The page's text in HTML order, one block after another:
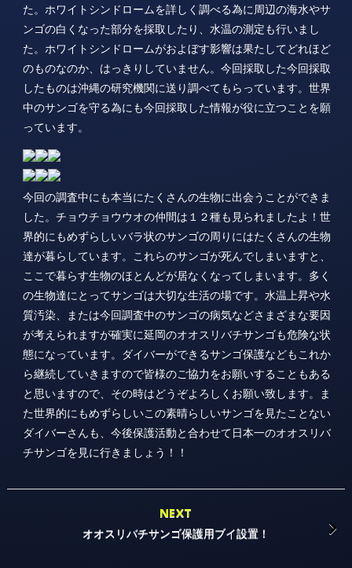
た。ホワイトシンドロームを詳しく調べる為に周辺の海水やサ
ンゴの白くなった部分を採取したり、水温の測定も行いまし
た。ホワイトシンドロームがおよぼす影響は果たしてどれほど
のものなのか、はっきりしていません。今回採取した今回採取
したものは沖縄の研究機関に送り調べてもらっています。世界
中のサンゴを守る為にも今回採取した情報が役に立つことを願
っています。
今回の調査中にも本当にたくさんの生物に出会うことができま
した。チョウチョウウオの仲間は１２種も見られましたよ！世
界的にもめずらしいバラ状のサンゴの周りにはたくさんの生物
達が暮らしています。これらのサンゴが死んでしまいますと、
ここで暮らす生物のほとんどが居なくなってしまいます。多く
の生物達にとってサンゴは大切な生活の場です。水温上昇や水
質汚染、または今回調査中のサンゴの病気などさまざまな要因
が考えられますが確実に延岡のオオスリバチサンゴも危険な状
態になっています。ダイバーができるサンゴ保護などもこれか
ら継続していきますので皆様のご協力をお願いすることもある
と思いますので、その時はどうぞよろしくお願い致します。ま
た世界的にもめずらしいこの素晴らしいサンゴを見たことない
ダイバーさんも、今後保護活動と合わせて日本一のオオスリバ
チサンゴを見に行きましょう！！
NEXT
オオスリバチサンゴ保護用ブイ設置！